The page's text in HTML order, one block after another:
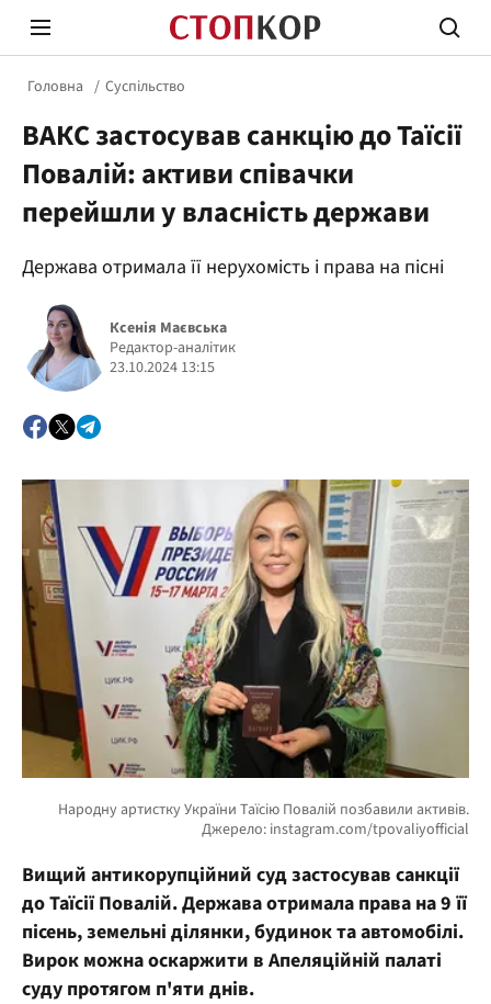
Політика
Головна Суспільство
ВАКС застосував санкцію до Таїсії
Повалій: активи співачки
перейшли у власність держави
Держава отримала її нерухомість і права на пісні
Ксенія Маєвська
Редактор-аналітик
23.10.2024 13:15
Вищий антикорупційний суд застосував санкції
до Таїсії Повалій. Держава отримала права на 9 її
пісень, земельні ділянки, будинок та автомобілі.
Вирок можна оскаржити в Апеляційній палаті
суду протягом п'яти днів.